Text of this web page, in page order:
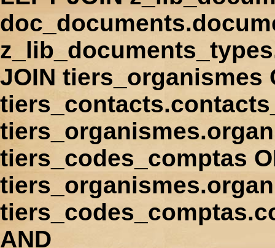
JOIN tiers_organismes
tiers_codes_comptas
AND